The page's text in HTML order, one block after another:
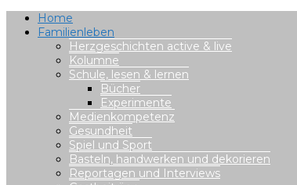
Home
Familienleben
Herzgeschichten active & live
Kolumne
Schule, lesen & lernen
Bücher
Experimente
Medienkompetenz
Gesundheit
Spiel und Sport
Basteln, handwerken und dekorieren
Reportagen und Interviews